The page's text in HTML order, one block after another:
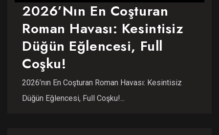
2026’nın En Coşturan
Roman Havası: Kesintisiz
Düğün Eğlencesi, Full
Coşku!
2026’nın En Coşturan Roman Havası: Kesintisiz
Düğün Eğlencesi, Full Coşku!...